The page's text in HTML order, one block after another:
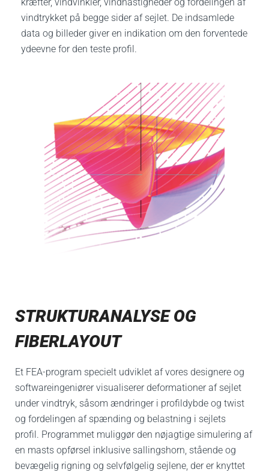
vindtrykket på begge sider af sejlet. De indsamlede
data og billeder giver en indikation om den forventede
ydeevne for den teste profil.
STRUKTURANALYSE OG
FIBERLAYOUT
Et FEA-program specielt udviklet af vores designere og
softwareingeniører visualiserer deformationer af sejlet
under vindtryk, såsom ændringer i profildybde og twist
og fordelingen af ​​spænding og belastning i sejlets
profil. Programmet muliggør den nøjagtige simulering af
en masts opførsel inklusive sallingshorn, stående og
bevægelig rigning og selvfølgelig sejlene, der er knyttet